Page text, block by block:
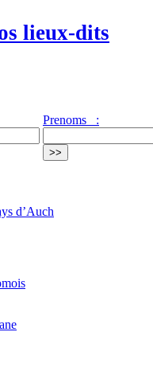
lieux-dits
Prenoms :
d’Auch